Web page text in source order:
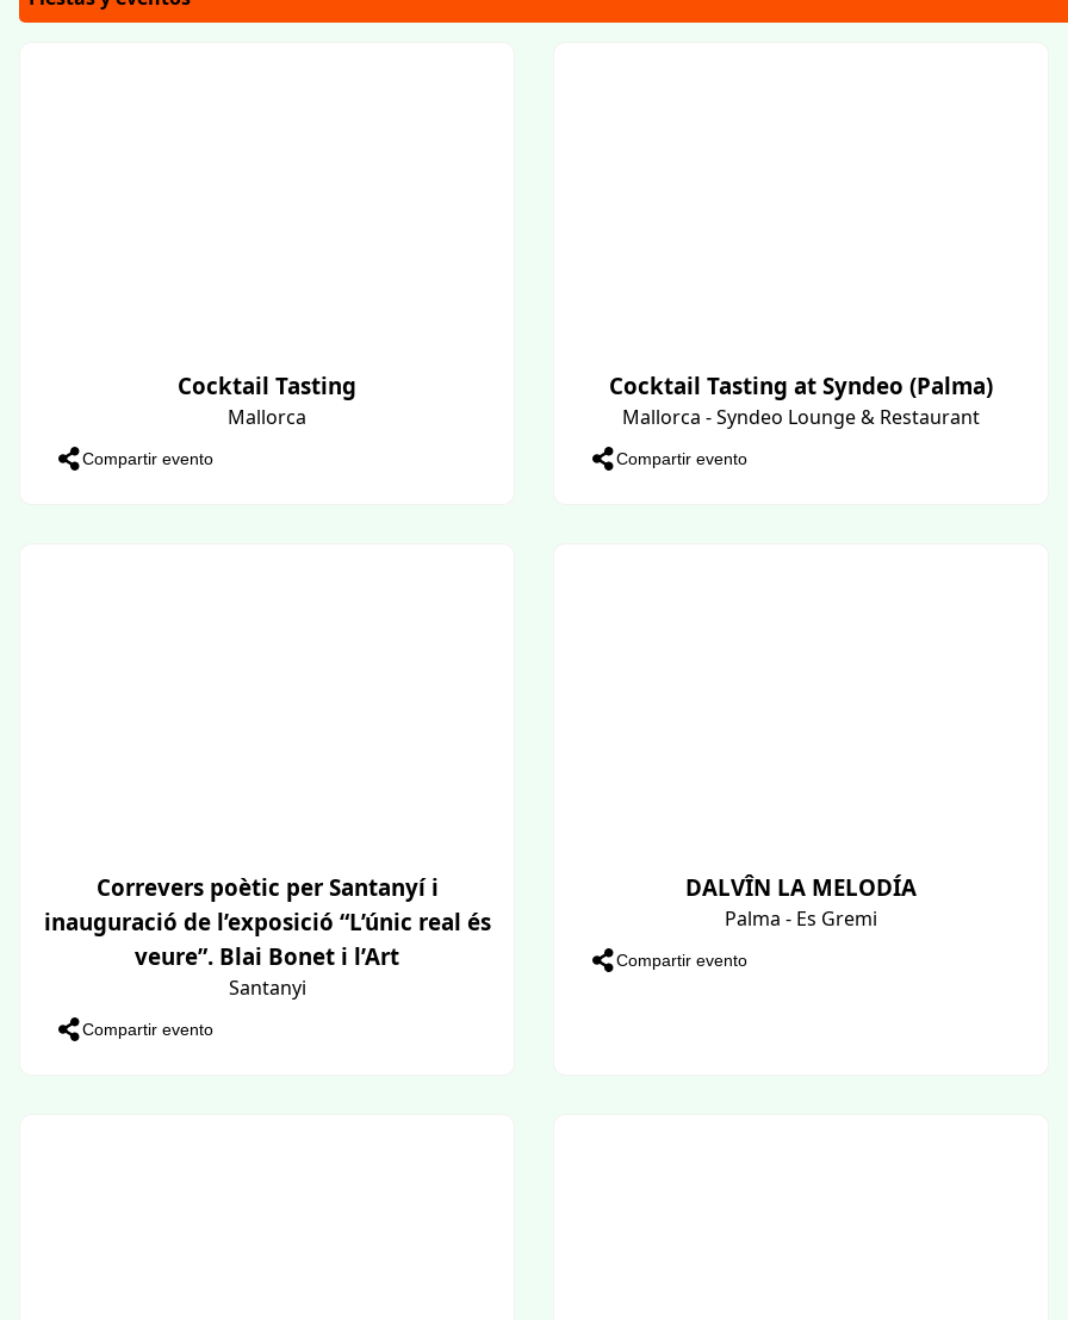
Cocktail Tasting
Mallorca
Compartir evento
Cocktail Tasting at Syndeo (Palma)
Mallorca - Syndeo Lounge & Restaurant
Compartir evento
Correvers poètic per Santanyí i
inauguració de l’exposició “L’únic real és
veure”. Blai Bonet i l’Art
Santanyi
Compartir evento
DALVÎN LA MELODÍA
Palma - Es Gremi
Compartir evento